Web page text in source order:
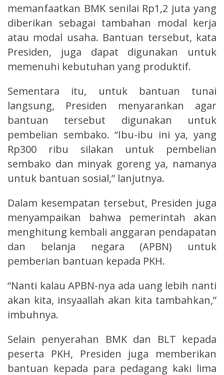
memanfaatkan BMK senilai Rp1,2 juta yang
diberikan sebagai tambahan modal kerja
atau modal usaha. Bantuan tersebut, kata
Presiden, juga dapat digunakan untuk
memenuhi kebutuhan yang produktif.
Sementara itu, untuk bantuan tunai
langsung, Presiden menyarankan agar
bantuan tersebut digunakan untuk
pembelian sembako. “Ibu-ibu ini ya, yang
Rp300 ribu silakan untuk pembelian
sembako dan minyak goreng ya, namanya
untuk bantuan sosial,” lanjutnya.
Dalam kesempatan tersebut, Presiden juga
menyampaikan bahwa pemerintah akan
menghitung kembali anggaran pendapatan
dan belanja negara (APBN) untuk
pemberian bantuan kepada PKH.
“Nanti kalau APBN-nya ada uang lebih nanti
akan kita, insyaallah akan kita tambahkan,”
imbuhnya.
Selain penyerahan BMK dan BLT kepada
peserta PKH, Presiden juga memberikan
bantuan kepada para pedagang kaki lima